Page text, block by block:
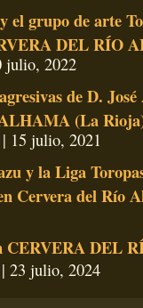
el grupo de arte
DEL RÍO
2022
de D.
(La
| 15 julio, 2021
y la Liga
Cervera del Río
CERVERA DEL
23 julio, 2024